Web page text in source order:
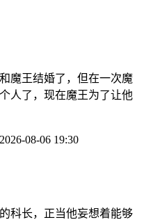
魔王结婚了，但在一次魔
人了，现在魔王为了让他
2026-08-06 19:30
科长，正当他妄想着能够